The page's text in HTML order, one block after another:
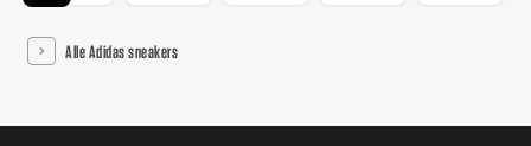
Alle Adidas sneakers